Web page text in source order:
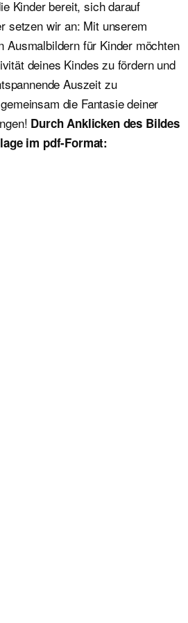
Kinder bereit, sich darauf
setzen wir an: Mit unserem
Ausmalbildern für Kinder möchten
deines Kindes zu fördern und
Auszeit zu
die Fantasie deiner
Durch Anklicken des Bildes
im pdf-Format: